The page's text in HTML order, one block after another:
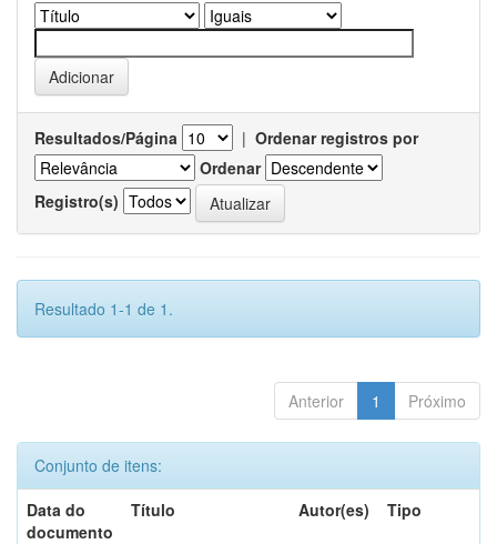
Resultados/Página | Ordenar registros por
Ordenar
Registro(s)
Resultado 1-1 de 1.
Anterior 1 Próximo
Conjunto de itens:
Data do
documento
Título Autor(es) Tipo